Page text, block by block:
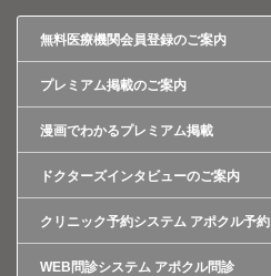
無料医療機関会員登録のご案内
プレミアム掲載のご案内
漫画でわかるプレミアム掲載
ドクターズインタビューのご案内
クリニック予約システム アポクル予約
WEB問診システム アポクル問診